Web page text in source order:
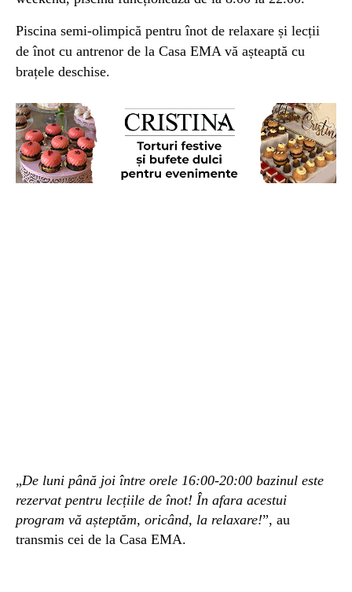
Piscina semi-olimpică pentru înot de relaxare și lecții
de înot cu antrenor de la Casa EMA vă așteaptă cu
brațele deschise.
„De luni până joi între orele 16:00-20:00 bazinul este
rezervat pentru lecțiile de înot! În afara acestui
program vă așteptăm, oricând, la relaxare!”, au
transmis cei de la Casa EMA.